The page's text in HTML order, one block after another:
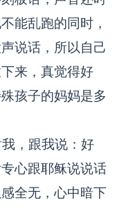
能乱跑的同时，
说话，所以自己
来，真觉得好
孩子的妈妈是多
，跟我说：好
心跟耶稣说说话
全无，心中暗下